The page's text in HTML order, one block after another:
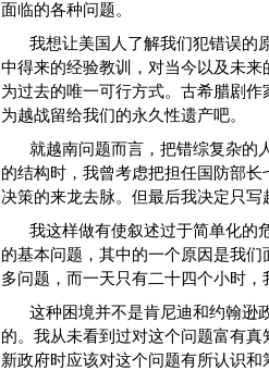
面临的各种问题。
我想让美国人了解我们犯错误的
中得来的经验教训，对当今以及未
为过去的唯一可行方式。古希腊剧
为越战留给我们的永久性遗产吧。
就越南问题而言，把错综复杂的
的结构时，我曾考虑把担任国防部
决策的来龙去脉。但最后我决定只写
我这样做有使叙述过于简单化的
的基本问题，其中的一个原因是我
多问题，而一天只有二十四个小时，
这种困境并不是肯尼迪和约翰逊
的。我从未看到过对这个问题富有
新政府时应该对这个问题有所认识和